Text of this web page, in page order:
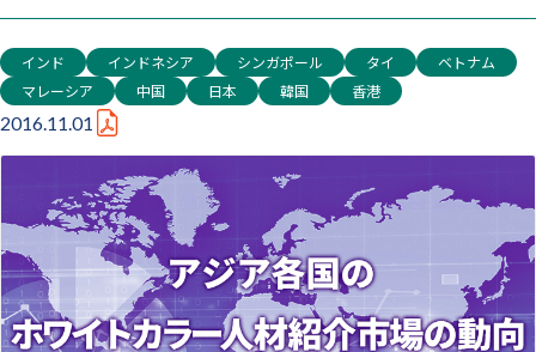
インド インドネシア シンガポール タイ
ベトナム
マレーシア
中国 日本 韓国 香港
2016.11.01